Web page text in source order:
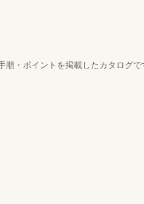
順・ポイントを掲載したカタログで